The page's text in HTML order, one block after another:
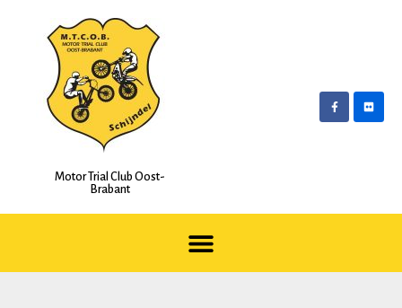
Motor Trial Club Oost-
Brabant